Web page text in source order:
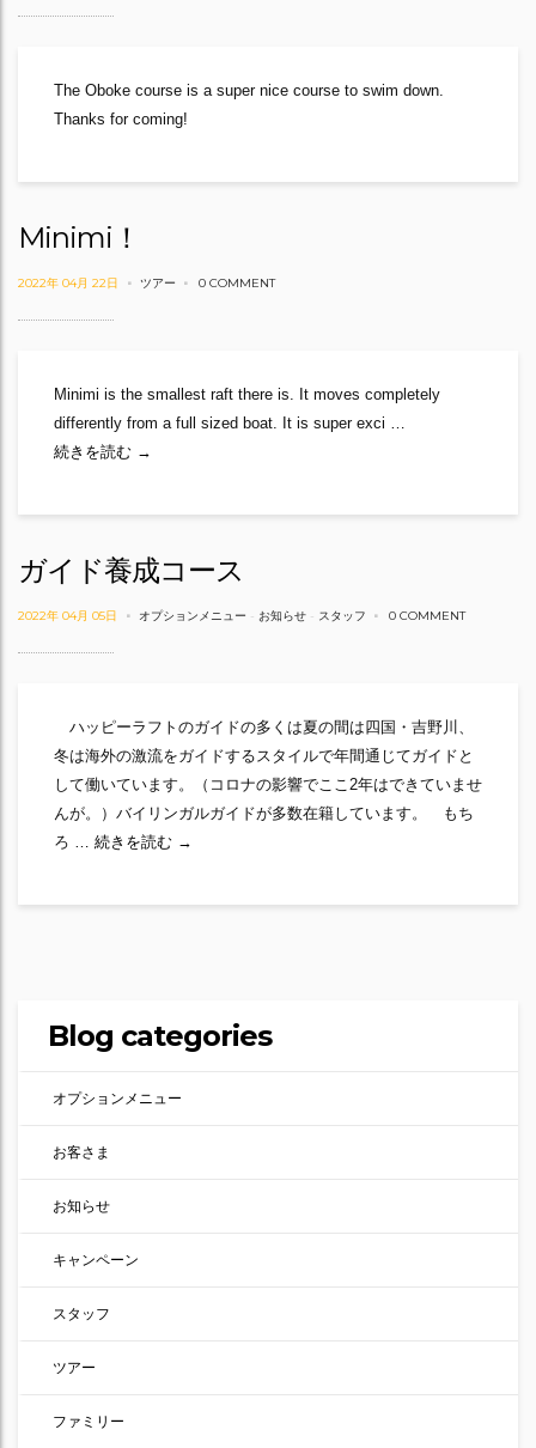
The Oboke course is a super nice course to swim down.
Thanks for coming!
Minimi！
2022年 04月 22日 ツアー 0 COMMENT
Minimi is the smallest raft there is. It moves completely
differently from a full sized boat. It is super exci …
続きを読む Minimi！
→
ガイド養成コース
2022年 04月 05日 オプションメニュー - お知らせ - スタッフ 0 COMMENT
ハッピーラフトのガイドの多くは夏の間は四国・吉野川、
冬は海外の激流をガイドするスタイルで年間通じてガイドと
して働いています。（コロナの影響でここ2年はできていませ
んが。）バイリンガルガイドが多数在籍しています。 もち
ろ … 続きを読む ガイド養成コース
→
Blog categories
オプションメニュー
お客さま
お知らせ
キャンペーン
スタッフ
ツアー
ファミリー